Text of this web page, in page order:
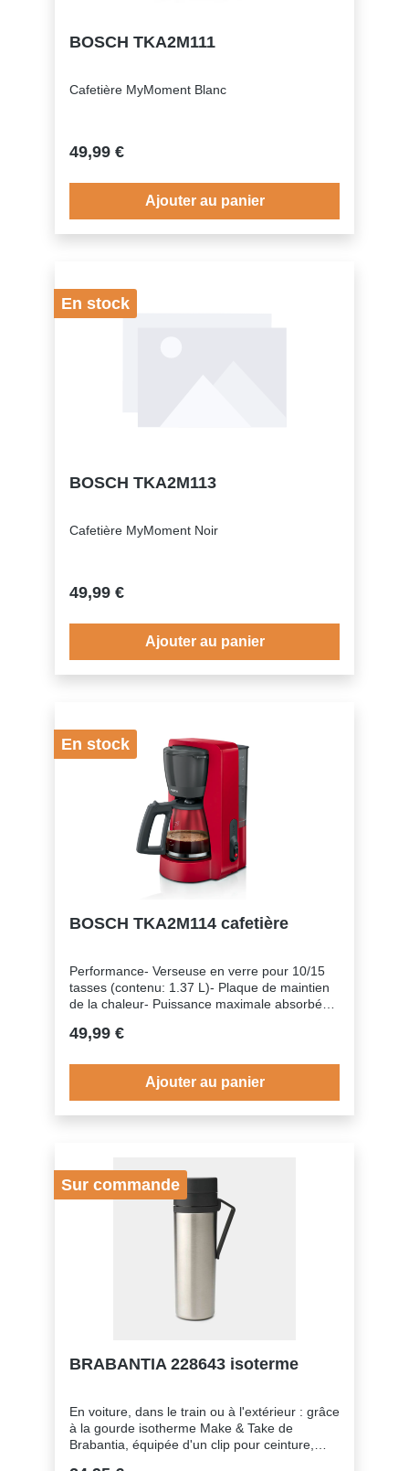
BOSCH TKA2M111
Cafetière MyMoment Blanc
49,99 €
Ajouter au panier
En stock
BOSCH TKA2M113
Cafetière MyMoment Noir
49,99 €
Ajouter au panier
En stock
BOSCH TKA2M114 cafetière
Performance- Verseuse en verre pour 10/15
tasses (contenu: 1.37 L)- Plaque de maintien
de la chaleur- Puissance maximale absorbée:
et amovible avec poignée.- Porte-filtre pivotant
gouttes.- Easy storage: enroulement
automatique du cable.- Interrupteur lumineux
marche-arrêt
49,99 €
Ajouter au panier
Sur commande
BRABANTIA 228643 isoterme
En voiture, dans le train ou à l'extérieur : grâce
à la gourde isotherme Make & Take de
Brabantia, équipée d'un clip pour ceinture,